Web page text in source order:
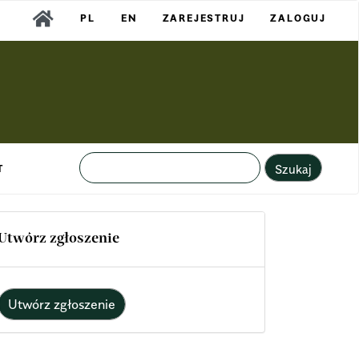
PL EN ZAREJESTRUJ ZALOGUJ
Szukaj
zgłoszenie
Utwórz zgłoszenie